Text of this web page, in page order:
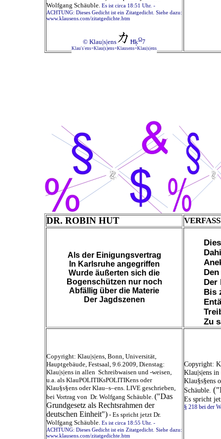
Wolfgang Schäuble. Es ist circa 18:51 Uhr. -
ACHTUNG: Dieses Gedicht ist ein Zitatgedicht. Siehe dazu:
www.klausens.com/zitatgedichte.htm
© Klau|s|ens ĦķΩ7
Klau's'ens=Klau(s)ens=Klausens=Klau|s|ens
DR. ROBIN HUT
Als der Einigungsvertrag
In Karlsruhe angegriffen
Wurde äußerten sich die
Bogenschützen nur noch
Abfällig über die Materie
Der Jagdszenen
Der
Bis
Zu
Copyright: Klau|s|ens, Bonn, Universität,
Hauptgebäude, Festsaal, 9.6.2009, Dienstag:
Klau|s|ens in allen Schreibwaisen und -weisen,
u.a. als KlauPOLITIKsPOLITIKens oder
Klau§s§ens oder Klau–s–ens. LIVE geschrieben,
bei Vortrag von Dr. Wolfgang Schäuble. ("Das
Grundgesetz als Rechtsrahmen der
deutschen Einheit") - Es spricht jetzt Dr.
Wolfgang Schäuble. Es ist circa 18:55 Uhr. -
ACHTUNG: Dieses Gedicht ist ein Zitatgedicht. Siehe dazu:
www.klausens.com/zitatgedichte.htm
Copyright:
Klau|s|ens
Klau§s§ens
Schäuble.
Es spricht
§ 218 bei der